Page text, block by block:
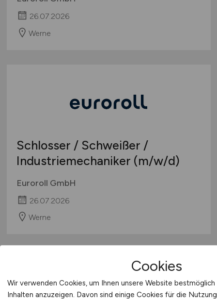
26.07.2026
Werne
Schlosser / Schweißer /
Industriemechaniker (m/w/d)
Euroroll GmbH
26.07.2026
Werne
Cookies
Wir verwenden Cookies, um Ihnen unsere Website
Inhalten anzuzeigen. Davon sind einige Cookies für die